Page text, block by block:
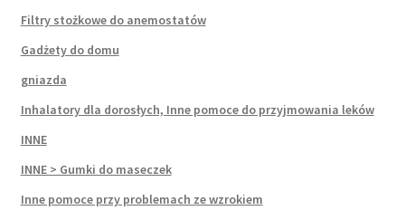
Filtry stożkowe do anemostatów
Gadżety do domu
gniazda
Inhalatory dla dorosłych, Inne pomoce do przyjmowania leków
INNE
INNE > Gumki do maseczek
Inne pomoce przy problemach ze wzrokiem